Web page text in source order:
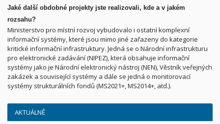
Jaké další obdobné projekty jste realizovali, kde a v jakém
rozsahu?
Ministerstvo pro místní rozvoj vybudovalo i ostatní komplexní
informační systémy, které jsou mimo jiné zařazeny do kategorie
kritické informační infrastruktury. Jedná se o Národní infrastrukturu
pro elektronické zadávání (NIPEZ), která obsahuje informační
systémy jako je Národní elektronický nástroj (NEN), Věstník veřejných
zakázek a související systémy a dále se jedná o monitorovací
systémy strukturálních fondů (MS2021+, MS2014+, atd.).
AKTUÁLNĚ